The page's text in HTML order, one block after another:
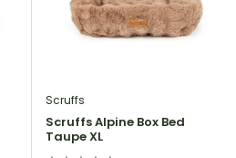
Scruffs
Scruffs Alpine Box Bed
Taupe XL